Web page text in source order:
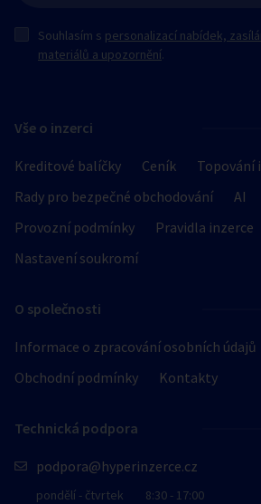
Vše o inzerci
Kreditové balíčky Ceník
Topování
Rady pro bezpečné obchodování
AI
Provozní podmínky
Pravidla inzerce
Nastavení soukromí
O společnosti
Informace o zpracování osobních údajů
Obchodní podmínky
Kontakty
Technická podpora
podpora@hyperinzerce.cz
pondělí - čtvrtek 8:30 - 17:00
Souhlasím s personalizací nabídek,
materiálů a upozornění.